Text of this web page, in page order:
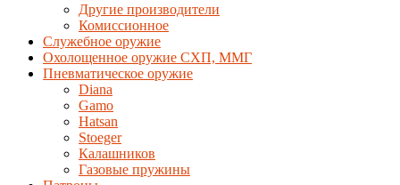
Другие производители
Комиссионное
Служебное оружие
Охолощенное оружие СХП, ММГ
Пневматическое оружие
Diana
Gamo
Hatsan
Stoeger
Калашников
Газовые пружины